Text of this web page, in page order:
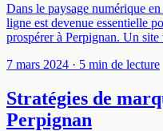
Dans le paysage numérique
ligne est devenue essentielle
prospérer à Perpignan. Un
7 mars 2024 · 5 min de lecture
Stratégies de
Perpignan